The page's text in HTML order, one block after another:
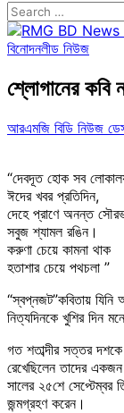
Search
for:
বিনোদনলীড নিউজ
শ্লোগানের কবি
আরএমজি বিডি নিউজ
“দেবদূত হোক সব
ঈদের খবর প্রতিদিন,
দেহে প্রাণে অনন্ত
সবুজ শ্যামল রঙিন।
করুণা চেয়ে কামনা থাক
হতাশার চেয়ে পথচলা ”
“স্বপ্নজট”কবিতায় যিনি
নিত্যদিনকে খুশির দিন
গত শতাব্দীর সত্তর দশকে
রেখেছিলেন তাদের
সালের ২৫শে সেপ্টেম্বর
জন্মগ্রহণ করেন।